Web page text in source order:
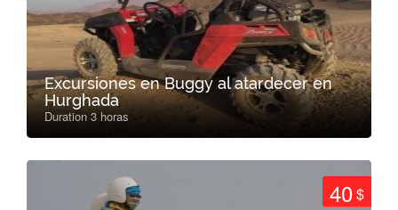
Excursiones en Buggy al atardecer en
Hurghada
Duration 3 horas
40$